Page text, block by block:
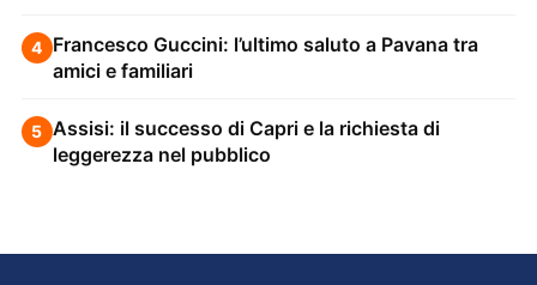
4 Francesco Guccini: l’ultimo saluto a Pavana tra
amici e familiari
5 Assisi: il successo di Capri e la richiesta di
leggerezza nel pubblico